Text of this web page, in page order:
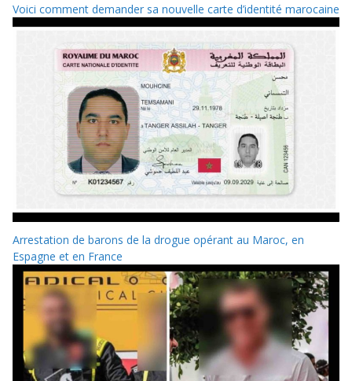
Voici comment demander sa nouvelle carte d’identité marocaine
Arrestation de barons de la drogue opérant au Maroc, en
Espagne et en France